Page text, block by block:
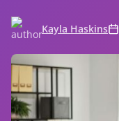
Sprechen Sie mit
Experten
Kayla Haskins